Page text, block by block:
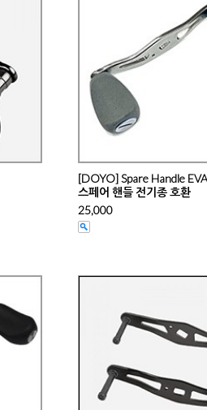
[DOYO] Spare Handle
스페어 핸들 전기종 호환
25,000